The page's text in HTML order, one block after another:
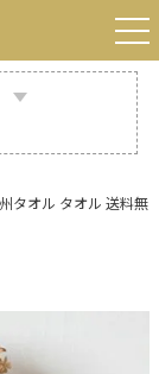
タオル タオル 送料無